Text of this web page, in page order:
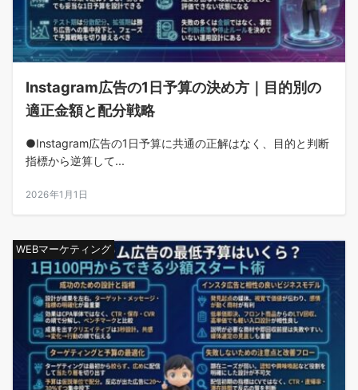
Instagram広告の1日予算の決め方｜目的別の
適正金額と配分戦略
●Instagram広告の1日予算に共通の正解はなく、目的と判断
指標から逆算して...
2026年1月1日
WEBマーケティング